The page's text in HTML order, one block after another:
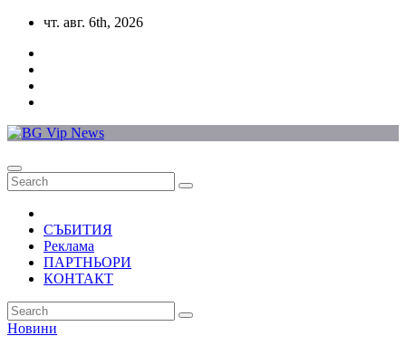
Skip
content
чт. авг. 6th, 2026
СЪБИТИЯ
Реклама
ПАРТНЬОРИ
КОНТАКТ
Новини